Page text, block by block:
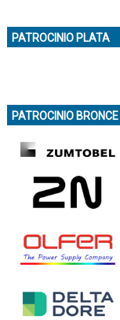
PATROCINIO PLATA
PATROCINIO BRONCE